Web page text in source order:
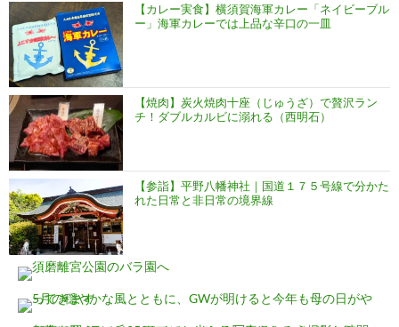
【カレー実食】横須賀海軍カレー「ネイビーブル
ー」海軍カレーでは上品な辛口の一皿
【焼肉】炭火焼肉十座（じゅうざ）で贅沢ラン
チ！ダブルカルビに溺れる（西明石）
【参詣】平野八幡神社｜国道１７５号線で分かた
れた日常と非日常の境界線